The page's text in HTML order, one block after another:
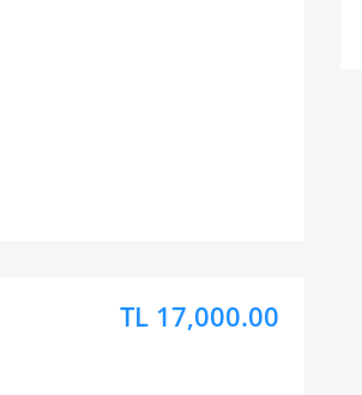
TL 17,000.00